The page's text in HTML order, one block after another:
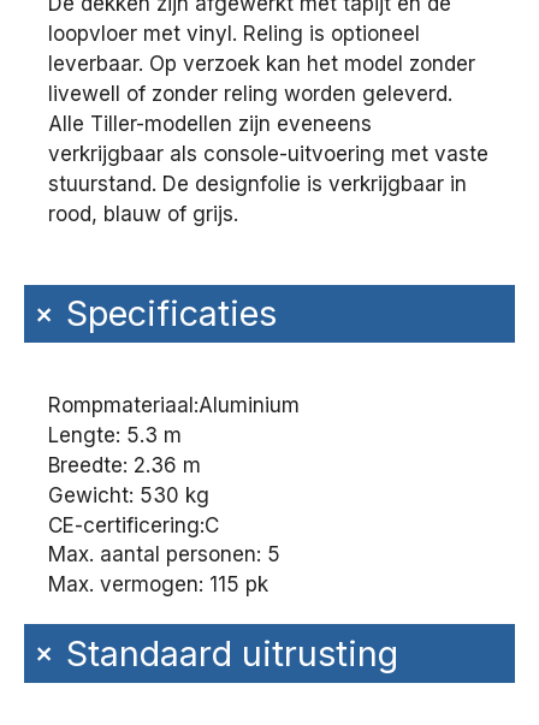
loopvloer met vinyl. Reling is optioneel
leverbaar. Op verzoek kan het model zonder
livewell of zonder reling worden geleverd.
Alle Tiller-modellen zijn eveneens
verkrijgbaar als console-uitvoering met vaste
stuurstand. De designfolie is verkrijgbaar in
rood, blauw of grijs.
+Specificaties
Rompmateriaal:Aluminium
Lengte: 5.3 m
Breedte: 2.36 m
Gewicht: 530 kg
CE-certificering:C
Max. aantal personen: 5
Max. vermogen: 115 pk
+Standaard uitrusting